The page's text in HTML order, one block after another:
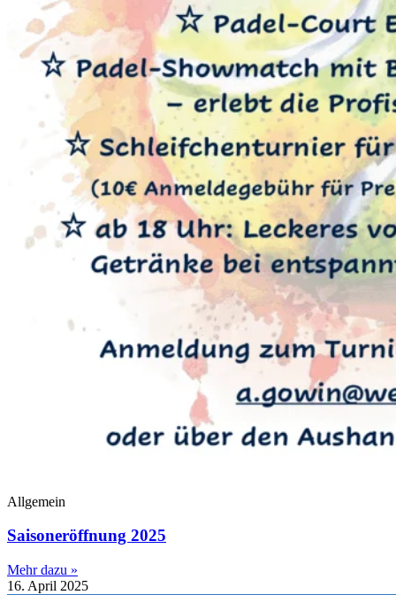
Allgemein
Saisoneröffnung 2025
Mehr dazu »
16. April 2025